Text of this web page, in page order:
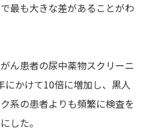
最も大きな差があることがわ
ん患者の尿中薬物スクリーニ
にかけて10倍に増加し、黒人
系の患者よりも頻繁に検査を
した。